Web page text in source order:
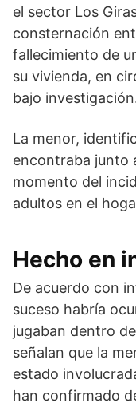
el sector Los
consternación
fallecimiento de
su vivienda, en
bajo
La menor,
encontraba junto
momento del
adultos en el
Hecho en
De acuerdo con
suceso habría
jugaban dentro
señalan que la
estado
han confirmado